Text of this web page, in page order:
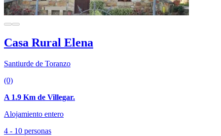
Casa Rural Elena
Santiurde de Toranzo
(0)
A 1.9 Km de Villegar.
Alojamiento entero
4 - 10 personas